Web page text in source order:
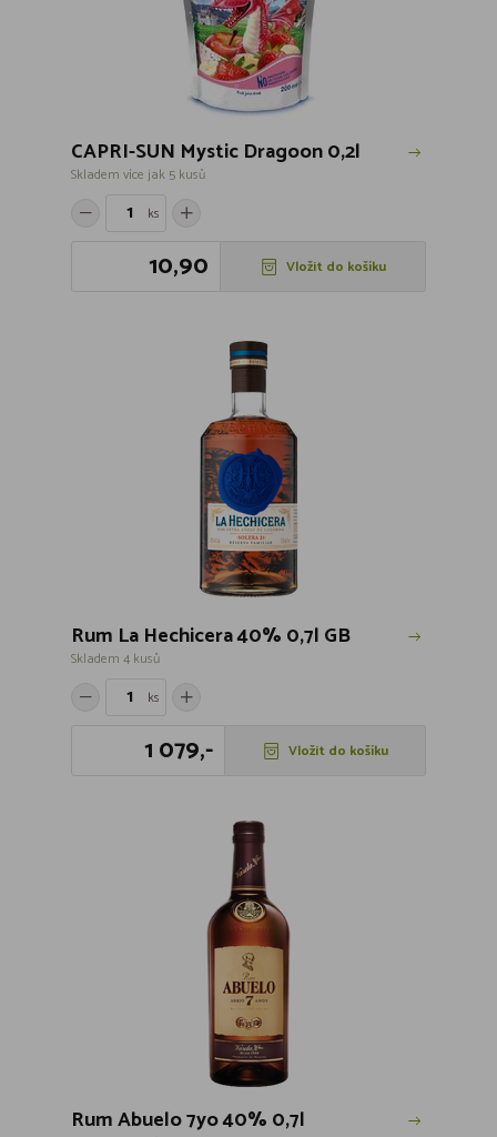
CAPRI-SUN Mystic Dragoon 0,2l
Skladem více jak 5 kusů
ks
10,90 Vložit do košíku
Rum La Hechicera 40% 0,7l GB
Skladem 4 kusů
ks
1 079,- Vložit do košíku
Rum Abuelo 7yo 40% 0,7l